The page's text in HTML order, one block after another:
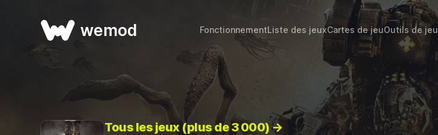
wemod FonctionnementListe des jeuxCartes de jeuOutils de jeu
Tous les jeux (plus de 3 000) →